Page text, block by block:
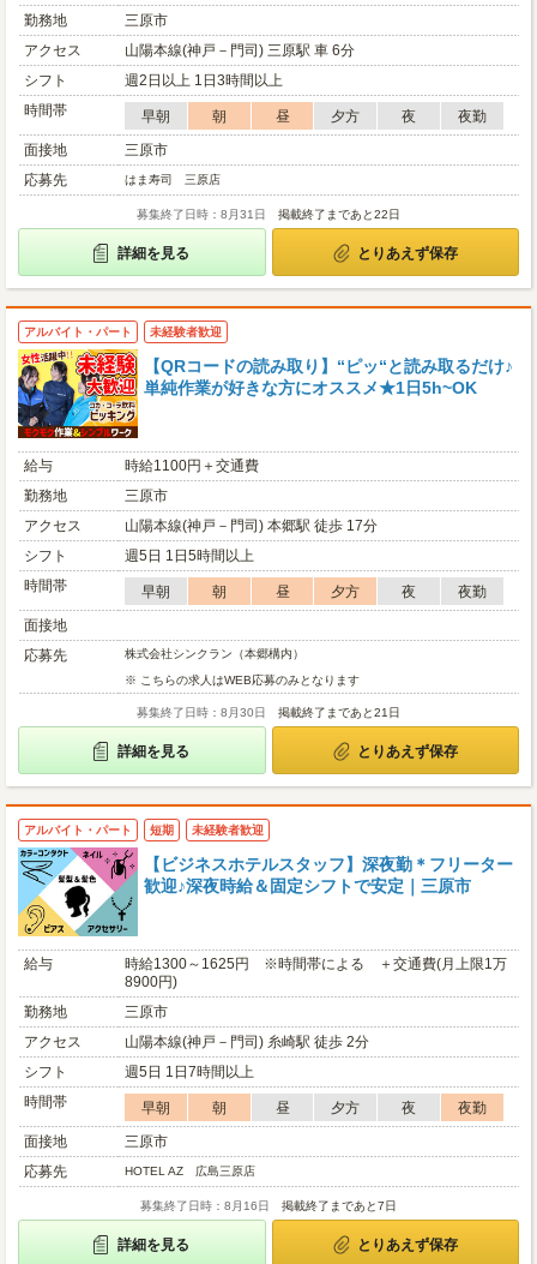
勤務地
三原市
アクセス
山陽本線(神戸－門司) 三原駅 車 6分
シフト
週2日以上 1日3時間以上
時間帯
早朝 朝 昼 夕方 夜
夜勤
面接地
三原市
応募先
はま寿司 三原店
募集終了日時：8月31日 掲載終了まであと22日
詳細を見る とりあえず保存
アルバイト・パート 未経験者歓迎
【QRコードの読み取り】“ピッ“と読み取るだけ♪
単純作業が好きな方にオススメ★1日5h~OK
給与
時給1100円＋交通費
勤務地
三原市
アクセス
山陽本線(神戸－門司) 本郷駅 徒歩 17分
シフト
週5日 1日5時間以上
時間帯
早朝 朝 昼 夕方 夜
夜勤
面接地
応募先
株式会社シンクラン（本郷構内）
※ こちらの求人はWEB応募のみとなります
募集終了日時：8月30日 掲載終了まであと21日
詳細を見る とりあえず保存
アルバイト・パート 短期 未経験者歓迎
【ビジネスホテルスタッフ】深夜勤＊フリーター
歓迎♪深夜時給＆固定シフトで安定｜三原市
給与
時給1300～1625円 ※時間帯による ＋交通費(月上限1万
8900円)
勤務地
三原市
アクセス
山陽本線(神戸－門司) 糸崎駅 徒歩 2分
シフト
週5日 1日7時間以上
時間帯
早朝 朝 昼 夕方 夜
夜勤
面接地
三原市
応募先
HOTEL AZ 広島三原店
募集終了日時：8月16日 掲載終了まであと7日
詳細を見る とりあえず保存